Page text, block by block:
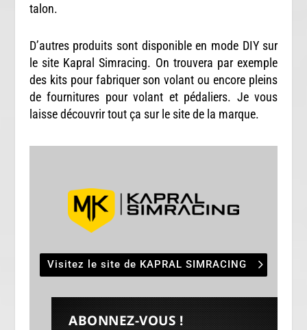
talon.
D’autres produits sont disponible en mode DIY sur
le site Kapral Simracing. On trouvera par exemple
des kits pour fabriquer son volant ou encore pleins
de fournitures pour volant et pédaliers. Je vous
laisse découvrir tout ça sur le site de la marque.
Visitez le site de KAPRAL SIMRACING
ABONNEZ-VOUS !